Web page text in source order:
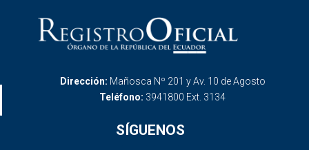
Dirección: Mañosca Nº 201 y Av. 10 de Agosto
Teléfono: 3941800 Ext. 3134
SÍGUENOS